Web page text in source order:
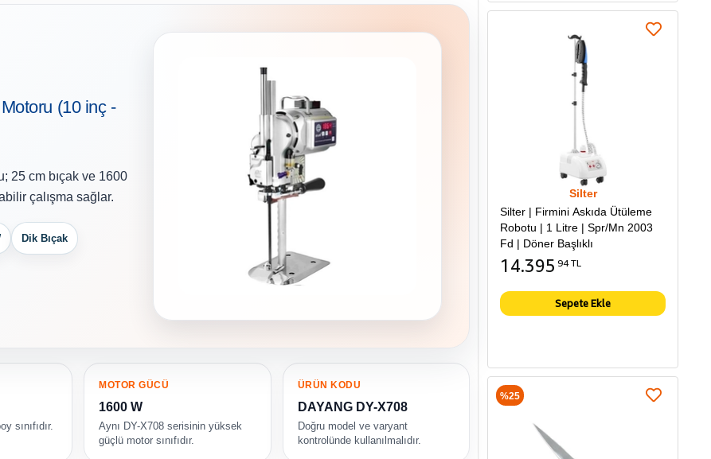
(10 inç -
25 cm bıçak ve 1600
çalışma sağlar.
Dik Bıçak
sınıfıdır.
MOTOR GÜCÜ
1600 W
Aynı DY-X708 serisinin yüksek
güçlü motor sınıfıdır.
ÜRÜN KODU
DAYANG DY-X708
Doğru model ve varyant
kontrolünde kullanılmalıdır.
Silter
Silter | Firmini Askıda Ütüleme
Robotu | 1 Litre | Spr/Mn 2003
Fd | Döner Başlıklı
14.395 94 TL
Sepete Ekle
%25